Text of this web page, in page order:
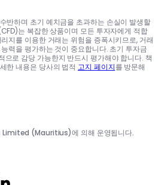
반하며 초기 예치금을 초과하는 손실이 발생할
는 복잡한 상품이며 모든 투자자에게 적합
지를 이용한 거래는 위험을 증폭시키므로, 거래
력을 평가하는 것이 중요합니다. 초기 투자금
으로 감당 가능한지 반드시 평가해야 합니다. 책
한 내용은 당사의 법적 고지 페이지를 방문해
Limited (Mauritius)에 의해 운영됩니다.